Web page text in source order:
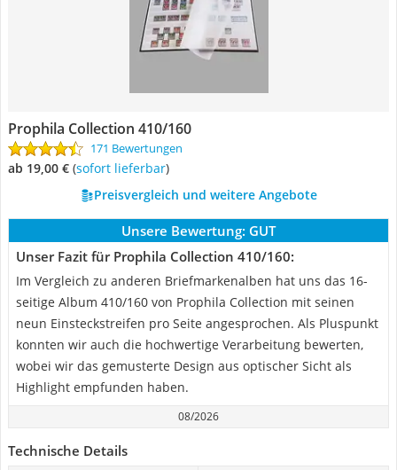
Prophila Collection 410/160
171 Bewertungen
ab 19,00 € ( Sofort lieferbar)
Preisvergleich und weitere Angebote
Unsere Bewertung: GUT
Unser Fazit für Prophila Collection 410/160:
Im Vergleich zu anderen Briefmarkenalben hat uns das 16-
seitige Album 410/160 von Prophila Collection mit seinen
neun Einsteckstreifen pro Seite angesprochen. Als Pluspunkt
konnten wir auch die hochwertige Verarbeitung bewerten,
wobei wir das gemusterte Design aus optischer Sicht als
Highlight empfunden haben.
08/2026
Technische Details